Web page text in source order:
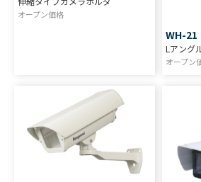
オープン価格
WH-21
Lアング
オープン